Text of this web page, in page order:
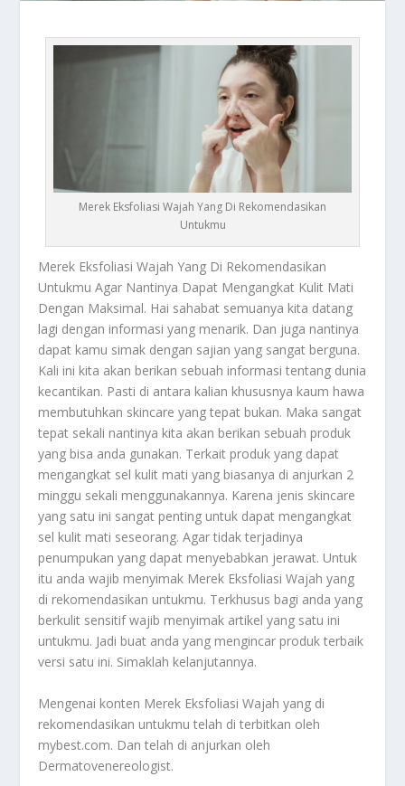
Merek Eksfoliasi Wajah Yang Di Rekomendasikan
Untukmu
Merek Eksfoliasi Wajah Yang Di Rekomendasikan
Untukmu Agar Nantinya Dapat Mengangkat Kulit Mati
Dengan Maksimal. Hai sahabat semuanya kita datang
lagi dengan informasi yang menarik. Dan juga nantinya
dapat kamu simak dengan sajian yang sangat berguna.
Kali ini kita akan berikan sebuah informasi tentang dunia
kecantikan. Pasti di antara kalian khususnya kaum hawa
membutuhkan skincare yang tepat bukan. Maka sangat
tepat sekali nantinya kita akan berikan sebuah produk
yang bisa anda gunakan. Terkait produk yang dapat
mengangkat sel kulit mati yang biasanya di anjurkan 2
minggu sekali menggunakannya. Karena jenis skincare
yang satu ini sangat penting untuk dapat mengangkat
sel kulit mati seseorang. Agar tidak terjadinya
penumpukan yang dapat menyebabkan jerawat. Untuk
itu anda wajib menyimak Merek Eksfoliasi Wajah yang
di rekomendasikan untukmu. Terkhusus bagi anda yang
berkulit sensitif wajib menyimak artikel yang satu ini
untukmu. Jadi buat anda yang mengincar produk terbaik
versi satu ini. Simaklah kelanjutannya.
Mengenai konten Merek Eksfoliasi Wajah yang di
rekomendasikan untukmu telah di terbitkan oleh
mybest.com. Dan telah di anjurkan oleh
Dermatovenereologist.